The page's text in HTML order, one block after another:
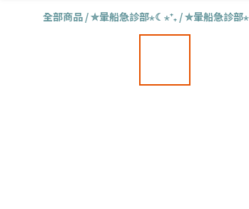
全部商品 /✮暈船急診部⋆☾⋆⁺₊ /✮暈船急診部